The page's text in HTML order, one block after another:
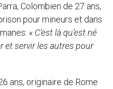
Colombien de 27 ans,
pour mineurs et dans
« C’est là qu’est né
et servir les autres pour
ans, originaire de Rome